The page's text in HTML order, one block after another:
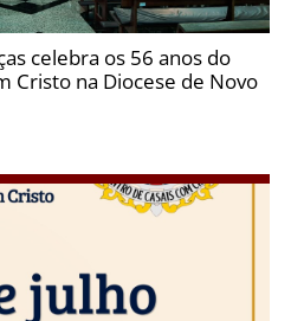
celebra os 56 anos do
Cristo na Diocese de Novo